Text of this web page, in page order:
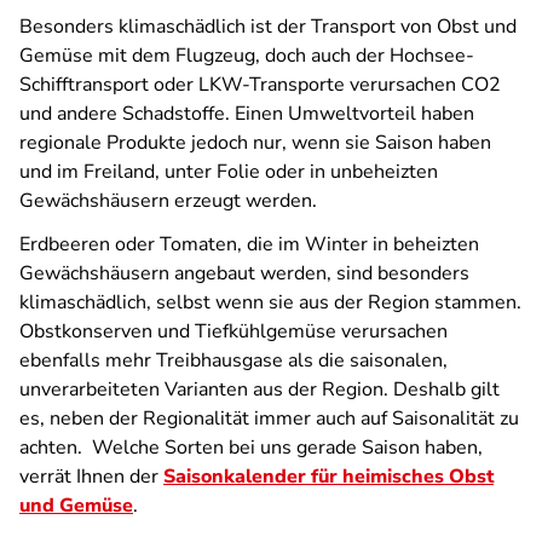
Besonders klimaschädlich ist der Transport von Obst und
Gemüse mit dem Flugzeug, doch auch der Hochsee-
Schifftransport oder LKW-Transporte verursachen CO2
und andere Schadstoffe. Einen Umweltvorteil haben
regionale Produkte jedoch nur, wenn sie Saison haben
und im Freiland, unter Folie oder in unbeheizten
Gewächshäusern erzeugt werden.
Erdbeeren oder Tomaten, die im Winter in beheizten
Gewächshäusern angebaut werden, sind besonders
klimaschädlich, selbst wenn sie aus der Region stammen.
Obstkonserven und Tiefkühlgemüse verursachen
ebenfalls mehr Treibhausgase als die saisonalen,
unverarbeiteten Varianten aus der Region. Deshalb gilt
es, neben der Regionalität immer auch auf Saisonalität zu
achten. Welche Sorten bei uns gerade Saison haben,
verrät Ihnen derSaisonkalender für heimisches Obst
und Gemüse.